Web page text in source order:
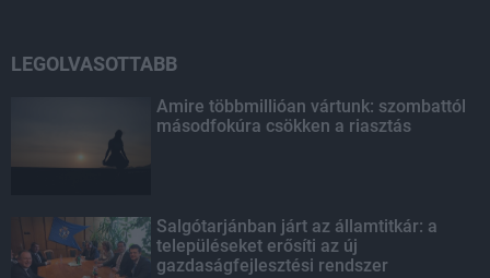
LEGOLVASOTTABB
Amire többmillióan vártunk: szombattól
másodfokúra csökken a riasztás
Salgótarjánban járt az államtitkár: a
településeket erősíti az új
gazdaságfejlesztési rendszer